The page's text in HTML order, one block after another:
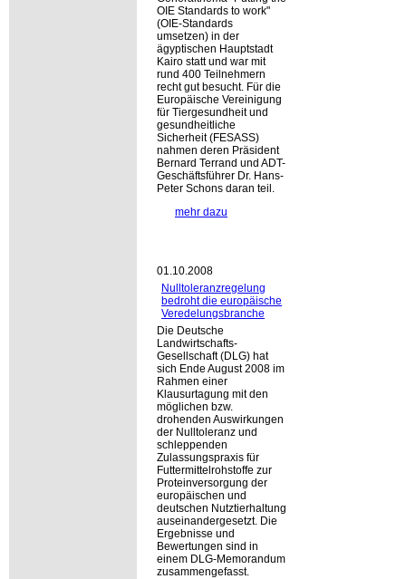
OIE Standards to work
(OIE-Standards
umsetzen) in der
ägyptischen Hauptstadt
Kairo statt und war mit
rund 400 Teilnehmern
recht gut besucht. Für die
Europäische Vereinigung
für Tiergesundheit und
gesundheitliche
Sicherheit (FESASS)
nahmen deren Präsident
Bernard Terrand und ADT-
Geschäftsführer Dr. Hans-
Peter Schons daran teil.
mehr dazu
01.10.2008
Nulltoleranzregelung
bedroht die europäische
Veredelungsbranche
Die Deutsche
Landwirtschafts-
Gesellschaft (DLG) hat
sich Ende August 2008 im
Rahmen einer
Klausurtagung mit den
möglichen bzw.
drohenden Auswirkungen
der Nulltoleranz und
schleppenden
Zulassungspraxis für
Futtermittelrohstoffe zur
Proteinversorgung der
europäischen und
deutschen Nutztierhaltung
auseinandergesetzt. Die
Ergebnisse und
Bewertungen sind in
einem DLG-Memorandum
zusammengefasst.